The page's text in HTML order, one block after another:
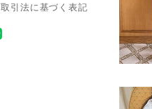
引法に基づく表記